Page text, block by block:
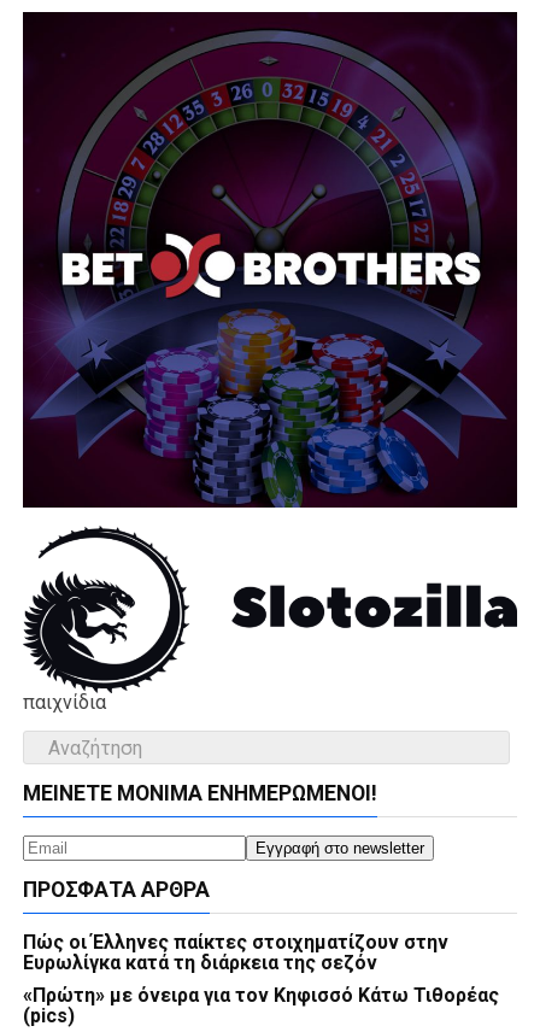
παιχνίδια
ΜΕΊΝΕΤΕ ΜΌΝΙΜΑ ΕΝΗΜΕΡΏΜΕΝΟΙ!
ΠΡΌΣΦΑΤΑ ΆΡΘΡΑ
Πώς οι Έλληνες παίκτες στοιχηματίζουν στην
Ευρωλίγκα κατά τη διάρκεια της σεζόν
«Πρώτη» με όνειρα για τον Κηφισσό Κάτω Τιθορέας
(pics)